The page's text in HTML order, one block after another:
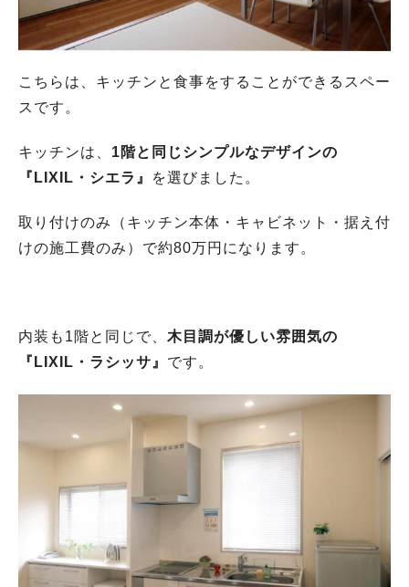
こちらは、キッチンと食事をすることができるスペー
スです。
キッチンは、 1階と同じシンプルなデザインの
『LIXIL・シエラ』
を選びました。
取り付けのみ（キッチン本体・キャビネット・据え付
けの施工費のみ）で約80万円になります。
内装も1階と同じで、 木目調が優しい雰囲気の
『LIXIL・ラシッサ』 です。